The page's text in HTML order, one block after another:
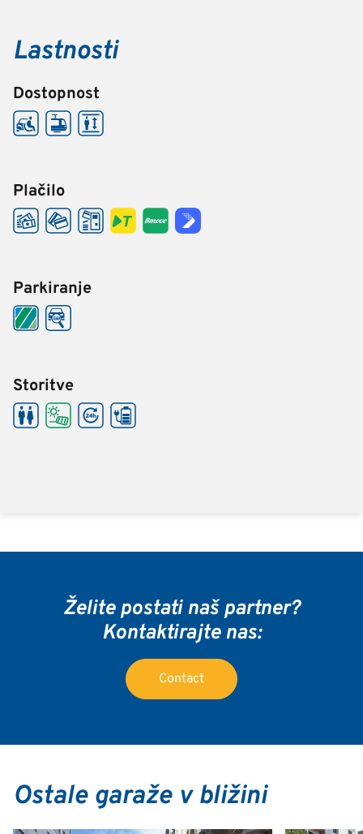
Lastnosti
Dostopnost
Plačilo
Parkiranje
Storitve
Želite postati naš partner?
Kontaktirajte nas:
Contact
Ostale garaže v bližini